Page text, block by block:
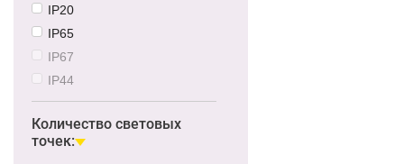
65 Вт
86 Вт
80 Вт
90 Вт
110 Вт
IP20
IP65
IP67
IP44
Количество световых
точек: